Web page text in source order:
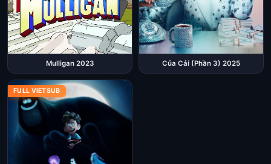
Mulligan 2023 Của Cải (Phần 3) 2025
FULL VIETSUB